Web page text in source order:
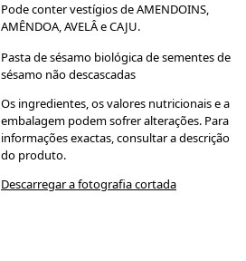
Pode conter vestígios de AMENDOINS,
AMÊNDOA, AVELÂ e CAJU.
Pasta de sésamo biológica de sementes de
sésamo não descascadas
Os ingredientes, os valores nutricionais e a
embalagem podem sofrer alterações. Para
informações exactas, consultar a descrição
do produto.
Descarregar a fotografia cortada